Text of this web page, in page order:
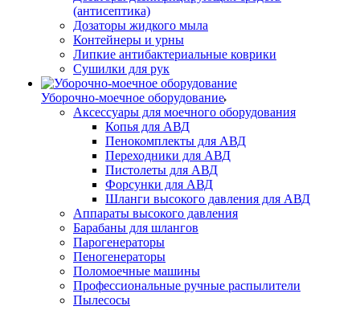
(антисептика)
Дозаторы жидкого мыла
Контейнеры и урны
Липкие антибактериальные коврики
Сушилки для рук
Уборочно-моечное оборудование
Аксессуары для моечного оборудования
Копья для АВД
Пенокомплекты для АВД
Переходники для АВД
Пистолеты для АВД
Форсунки для АВД
Шланги высокого давления для АВД
Аппараты высокого давления
Барабаны для шлангов
Парогенераторы
Пеногенераторы
Поломоечные машины
Профессиональные ручные распылители
Пылесосы